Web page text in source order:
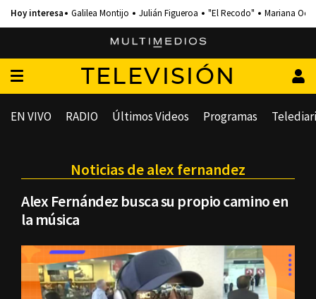
Galilea Montijo Julián Figueroa "El Recodo" Mariana
TELEVISIÓN
EN VIVO RADIO Últimos Videos Programas
Noticias de alex fernandez
Alex Fernández busca su propio camino en
la música